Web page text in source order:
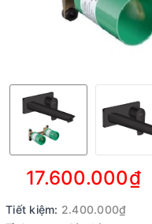
17.600.000₫
Tiết kiệm: 2.400.000₫